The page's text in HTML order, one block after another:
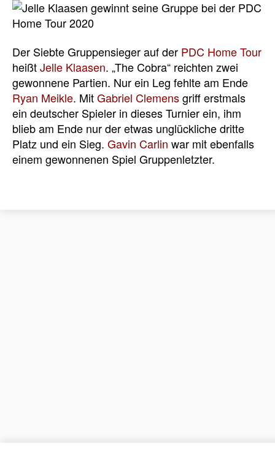
Der Siebte Gruppensieger auf der PDC Home Tour
heißtJelle Klaasen. „The Cobra“ reichten zwei
gewonnene Partien. Nur ein Leg fehlte am Ende
Ryan Meikle. MitGabriel Clemensgriff erstmals
ein deutscher Spieler in dieses Turnier ein, ihm
blieb am Ende nur der etwas unglückliche dritte
Platz und ein Sieg. Gavin Carlin war mit ebenfalls
einem gewonnenen Spiel Gruppenletzter.